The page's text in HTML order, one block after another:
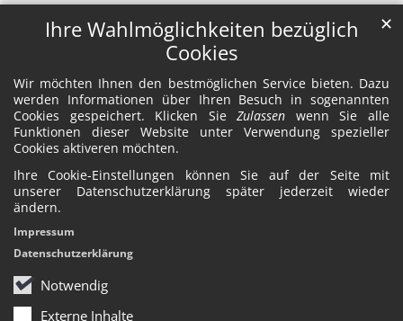
Ihre Wahlmöglichkeiten bezüglich
Cookies
Wir möchten Ihnen den bestmöglichen Service bieten. Dazu
werden Informationen über Ihren Besuch in sogenannten
Cookies gespeichert. Klicken SieZulassen wenn Sie alle
Funktionen dieser Website unter Verwendung spezieller
Cookies aktiveren möchten.
Ihre Cookie-Einstellungen können Sie auf der Seite mit
unserer Datenschutzerklärung später jederzeit wieder
ändern.
Notwendig
Externe Inhalte
✕
Impressum
Datenschutzerklärung